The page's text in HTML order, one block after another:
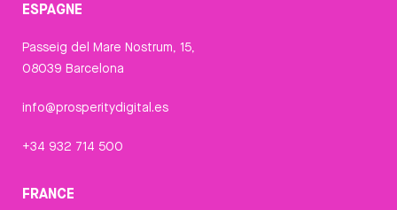
ESPAGNE
Passeig del Mare Nostrum, 15,
08039 Barcelona
info@prosperitydigital.es
+34 932 714 500
FRANCE